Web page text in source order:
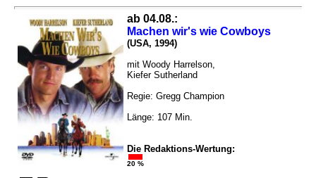
ab 04.08.:
Machen wir's wie Cowboys
(USA, 1994)
mit Woody Harrelson,
Kiefer Sutherland
Regie: Gregg Champion
Länge: 107 Min.
Die Redaktions-Wertung:
20 %